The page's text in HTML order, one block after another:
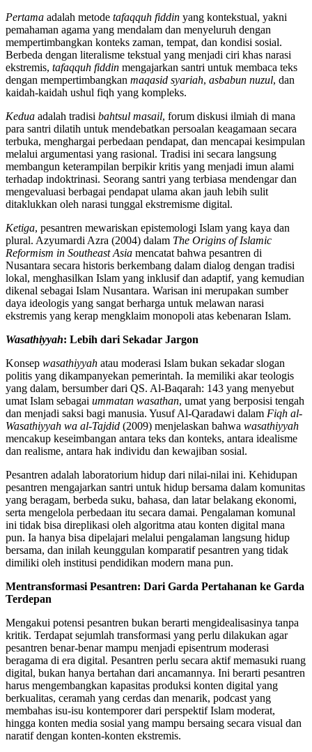
Pertama adalah metode tafaqquh fiddin yang kontekstual, yakni
pemahaman agama yang mendalam dan menyeluruh dengan
mempertimbangkan konteks zaman, tempat, dan kondisi sosial.
Berbeda dengan literalisme tekstual yang menjadi ciri khas narasi
ekstremis, tafaqquh fiddin mengajarkan santri untuk membaca teks
dengan mempertimbangkan maqasid syariah, asbabun nuzul, dan
kaidah-kaidah ushul fiqh yang kompleks.
Kedua adalah tradisi bahtsul masail, forum diskusi ilmiah di mana
para santri dilatih untuk mendebatkan persoalan keagamaan secara
terbuka, menghargai perbedaan pendapat, dan mencapai kesimpulan
melalui argumentasi yang rasional. Tradisi ini secara langsung
membangun keterampilan berpikir kritis yang menjadi imun alami
terhadap indoktrinasi. Seorang santri yang terbiasa mendengar dan
mengevaluasi berbagai pendapat ulama akan jauh lebih sulit
ditaklukkan oleh narasi tunggal ekstremisme digital.
Ketiga, pesantren mewariskan epistemologi Islam yang kaya dan
plural. Azyumardi Azra (2004) dalam The Origins of Islamic
Reformism in Southeast Asia mencatat bahwa pesantren di
Nusantara secara historis berkembang dalam dialog dengan tradisi
lokal, menghasilkan Islam yang inklusif dan adaptif, yang kemudian
dikenal sebagai Islam Nusantara. Warisan ini merupakan sumber
daya ideologis yang sangat berharga untuk melawan narasi
ekstremis yang kerap mengklaim monopoli atas kebenaran Islam.
Wasathiyyah: Lebih dari Sekadar Jargon
Konsep wasathiyyah atau moderasi Islam bukan sekadar slogan
politis yang dikampanyekan pemerintah. Ia memiliki akar teologis
yang dalam, bersumber dari QS. Al-Baqarah: 143 yang menyebut
umat Islam sebagai ummatan wasathan, umat yang berposisi tengah
dan menjadi saksi bagi manusia. Yusuf Al-Qaradawi dalam Fiqh al-
Wasathiyyah wa al-Tajdid (2009) menjelaskan bahwa wasathiyyah
mencakup keseimbangan antara teks dan konteks, antara idealisme
dan realisme, antara hak individu dan kewajiban sosial.
Pesantren adalah laboratorium hidup dari nilai-nilai ini. Kehidupan
pesantren mengajarkan santri untuk hidup bersama dalam komunitas
yang beragam, berbeda suku, bahasa, dan latar belakang ekonomi,
serta mengelola perbedaan itu secara damai. Pengalaman komunal
ini tidak bisa direplikasi oleh algoritma atau konten digital mana
pun. Ia hanya bisa dipelajari melalui pengalaman langsung hidup
bersama, dan inilah keunggulan komparatif pesantren yang tidak
dimiliki oleh institusi pendidikan modern mana pun.
Mentransformasi Pesantren: Dari Garda Pertahanan ke Garda
Terdepan
Mengakui potensi pesantren bukan berarti mengidealisasinya tanpa
kritik. Terdapat sejumlah transformasi yang perlu dilakukan agar
pesantren benar-benar mampu menjadi episentrum moderasi
beragama di era digital. Pesantren perlu secara aktif memasuki ruang
digital, bukan hanya bertahan dari ancamannya. Ini berarti pesantren
harus mengembangkan kapasitas produksi konten digital yang
berkualitas, ceramah yang cerdas dan menarik, podcast yang
membahas isu-isu kontemporer dari perspektif Islam moderat,
hingga konten media sosial yang mampu bersaing secara visual dan
naratif dengan konten-konten ekstremis.